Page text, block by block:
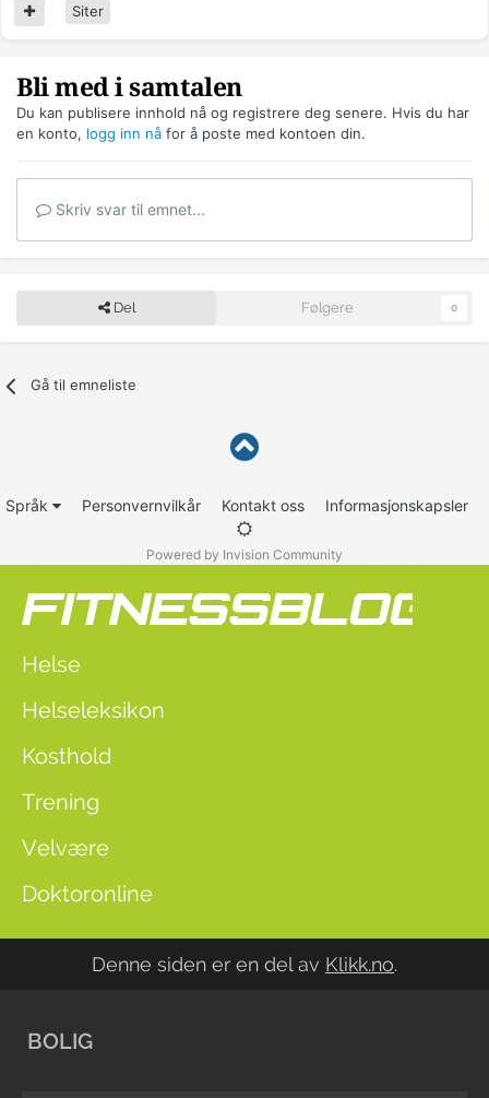
Siter
Bli med i samtalen
Du kan publisere innhold nå og registrere deg senere. Hvis du har
en konto, logg inn nå for å poste med kontoen din.
Skriv svar til emnet...
Del Følgere 0
Gå til emneliste
Språk Personvernvilkår Kontakt oss Informasjonskapsler
Powered by Invision Community
Helse
Helseleksikon
Kosthold
Trening
Velvære
Doktoronline
Denne siden er en del av Klikk.no.
BOLIG